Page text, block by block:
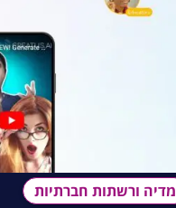
מדיה ורשתות חברתיות